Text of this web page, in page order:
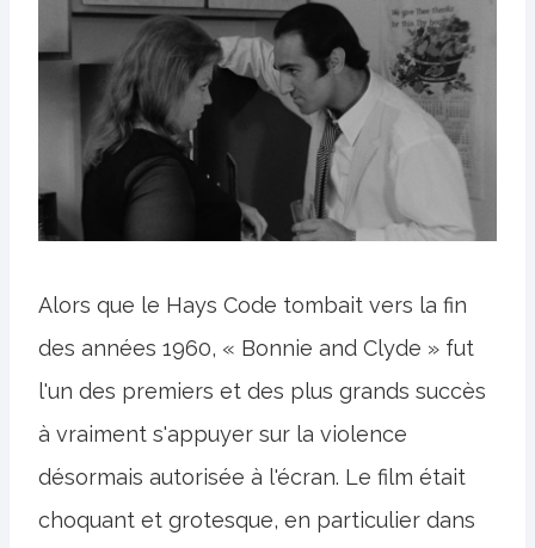
Alors que le Hays Code tombait vers la fin
des années 1960, « Bonnie and Clyde » fut
l'un des premiers et des plus grands succès
à vraiment s'appuyer sur la violence
désormais autorisée à l'écran. Le film était
choquant et grotesque, en particulier dans